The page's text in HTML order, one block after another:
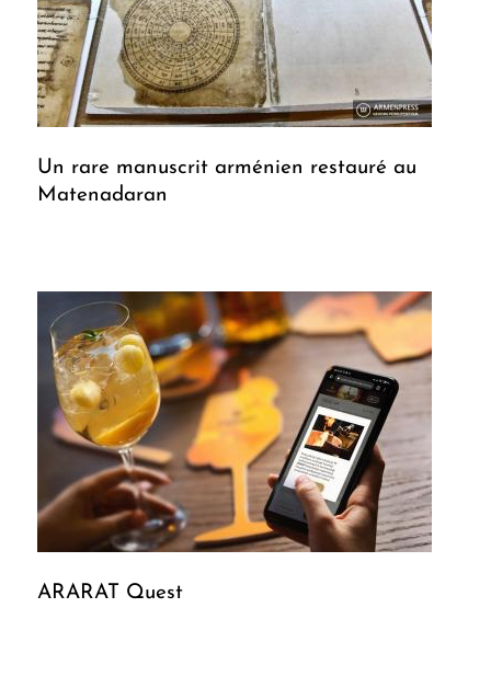
Un rare manuscrit arménien restauré au
Matenadaran
ARARAT Quest